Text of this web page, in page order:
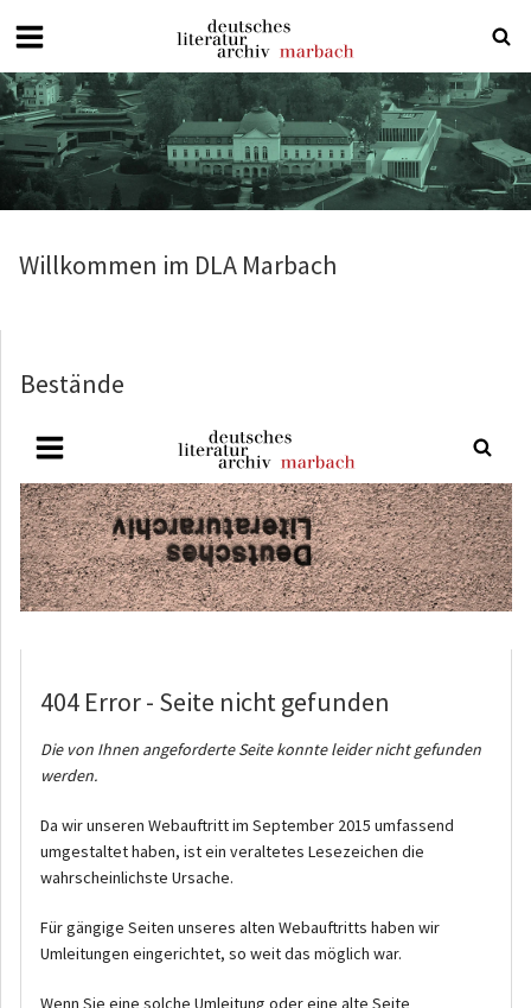
Deutsches
Literaturarchiv
Marbach
Willkommen im DLA Marbach
Bestände